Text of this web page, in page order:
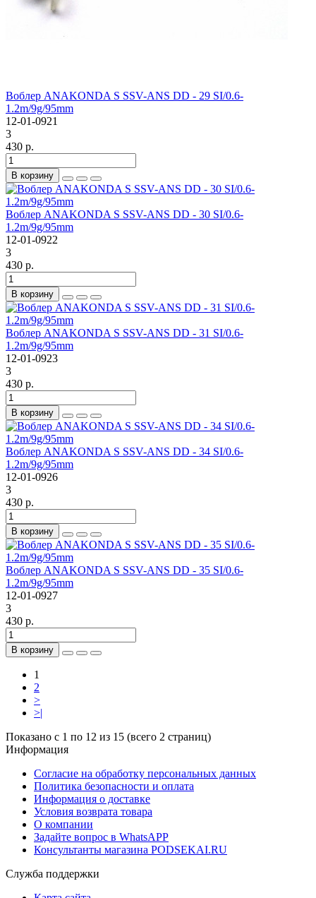
Воблер ANAKONDA S SSV-ANS DD - 29 SI/0.6-
1.2m/9g/95mm
12-01-0921
3
430 р.
В корзину
Воблер ANAKONDA S SSV-ANS DD - 30 SI/0.6-
1.2m/9g/95mm
12-01-0922
3
430 р.
В корзину
Воблер ANAKONDA S SSV-ANS DD - 31 SI/0.6-
1.2m/9g/95mm
12-01-0923
3
430 р.
В корзину
Воблер ANAKONDA S SSV-ANS DD - 34 SI/0.6-
1.2m/9g/95mm
12-01-0926
3
430 р.
В корзину
Воблер ANAKONDA S SSV-ANS DD - 35 SI/0.6-
1.2m/9g/95mm
12-01-0927
3
430 р.
В корзину
1
2
>
>|
Показано с 1 по 12 из 15 (всего 2 страниц)
Информация
Согласие на обработку персональных данных
Политика безопасности и оплата
Информация о доставке
Условия возврата товара
О компании
Задайте вопрос в WhatsAPP
Консультанты магазина PODSEKAI.RU
Служба поддержки